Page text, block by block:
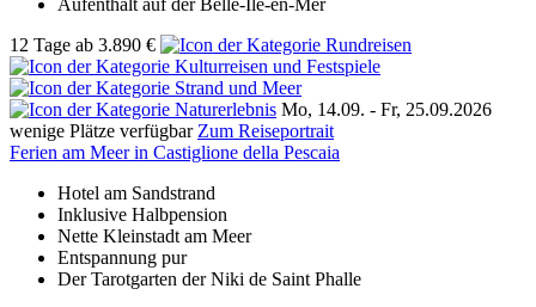
12 Tage ab 3.890 €
Mo, 14.09. - Fr, 25.09.2026
wenige Plätze verfügbar Zum Reiseportrait
Ferien am Meer in Castiglione della Pescaia
Hotel am Sandstrand
Inklusive Halbpension
Nette Kleinstadt am Meer
Entspannung pur
Der Tarotgarten der Niki de Saint Phalle